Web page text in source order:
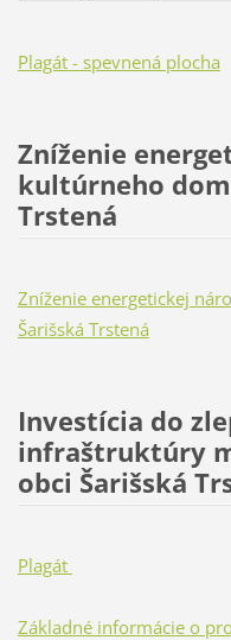
Plagát - spevnená plocha
Zníženie
kultúrneho
Trstená
Zníženie energetickej
Šarišská Trstená
Investícia do
infraštruktúry
obci Šarišská
Plagát
Základné informácie o